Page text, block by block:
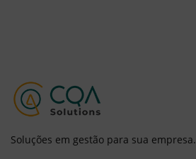
Soluções em gestão para sua empresa.